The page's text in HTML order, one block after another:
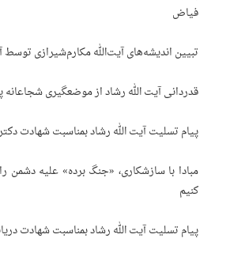
فیاض
تبیین اندیشه‌های آیت‌الله مکارم‌شیرازی توسط
قدردانی آیت الله رشاد از موضعگیری شجاعانه
پیام تسلیت آیت الله رشاد بمناسبت شهادت
مبادا با سازشکاری، «جنگ برده» علیه دشمن
کنیم
پیام تسلیت آیت الله رشاد بمناسبت شهادت